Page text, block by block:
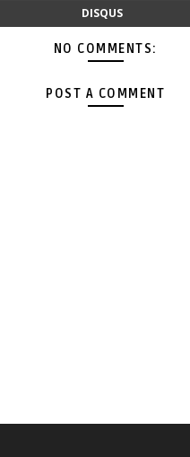
DISQUS
NO COMMENTS:
POST A COMMENT